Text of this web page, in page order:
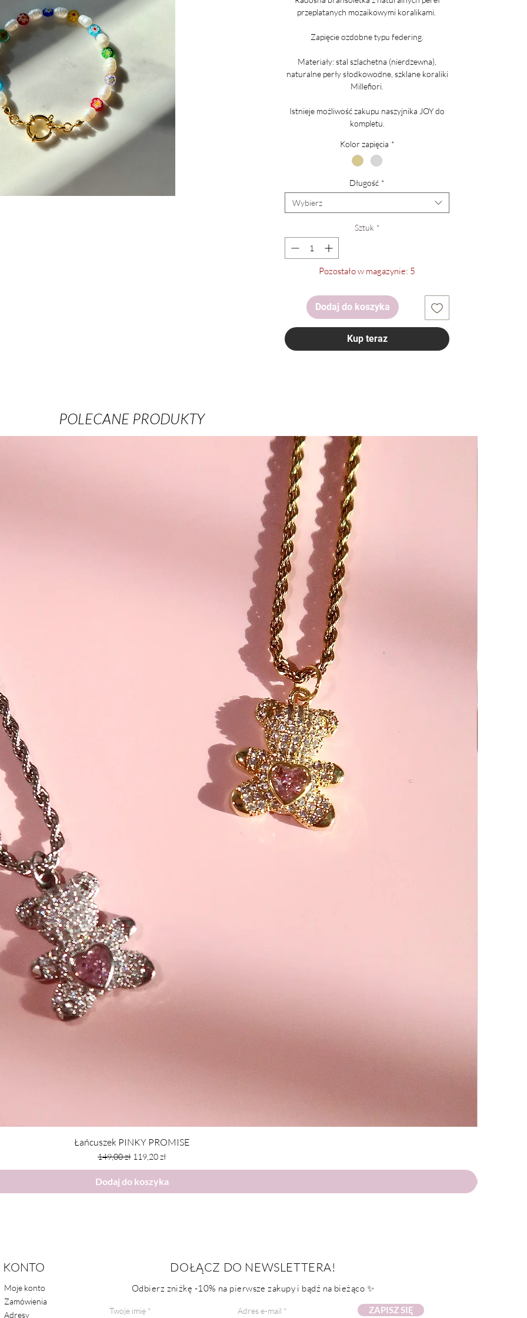
przeplatanych mozaikowymi koralikami.
Zapięcie ozdobne typu federing.
Materiały: stal szlachetna (nierdzewna),
naturalne perły słodkowodne, szklane koraliki
Millefiori.
Istnieje możliwość zakupu naszyjnika JOY do
kompletu.
Kolor zapięcia *
Długość *
Wybierz
Sztuk *
Pozostało w magazynie: 5
Dodaj do koszyka
Kup teraz
POLECANE PRODUKTY
Łańcuszek PINKY PROMISE
Regularna cena
149,00 zł Cena rabatowa
119,20 zł
Dodaj do koszyka
KONTO
Moje konto
Zamówienia
Adresy
DOŁĄCZ DO NEWSLETTERA!
Odbierz zniżkę -10% na pierwsze zakupy i bądź na bieżąco ✨
Twoje imię Adres e-mail ZAPISZ SIĘ